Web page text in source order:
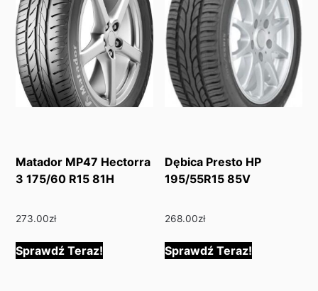
Matador MP47 Hectorra
3 175/60 R15 81H
273.00zł
Sprawdź Teraz!
Dębica Presto HP
195/55R15 85V
268.00zł
Sprawdź Teraz!